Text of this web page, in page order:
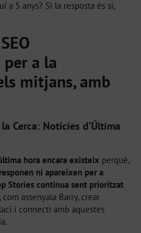
a 5 anys? Si la resposta és sí,
a la
mitjans, amb
Cerca: Notícies d’Última
hora encara existeix perquè,
ni apareixen per a
Stories continua sent prioritzat
com assenyala Barry, crear
i connecti amb aquestes